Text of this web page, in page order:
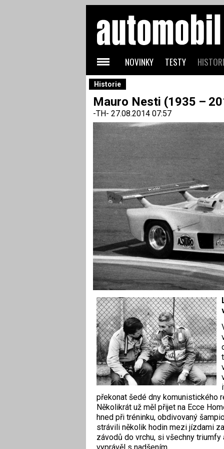
Historie
Mauro Nesti (1935 –
-TH- 27.08.2014 07:57
překonat šedé dny komunistického
Několikrát už měl přijet na Ecce
hned při tréninku, obdivovaný
strávili několik hodin mezi jízdami
závodů do vrchu, si všechny
NOVINKY TESTY